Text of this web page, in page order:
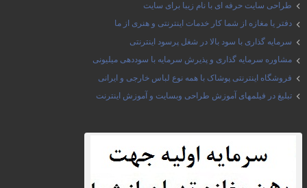
طراحی سایت حرفه ای با نام زیبا برای سایت
دفتر یا مغازه از شما کار خدمات اینترنتی و هنری از ما
سرمایه گذاری با سود بالا در شغل پرسود اینترنتی
مشاوره سرمایه گذاری و پذیرش سرمایه با سوددهی میلیونی
فروشگاه اینترنتی پوشاک با همه نوع لباس خارجی و ایرانی
تبلیغ در فیلمهای آموزش طراحی وبسایت و آموزش اینترنت